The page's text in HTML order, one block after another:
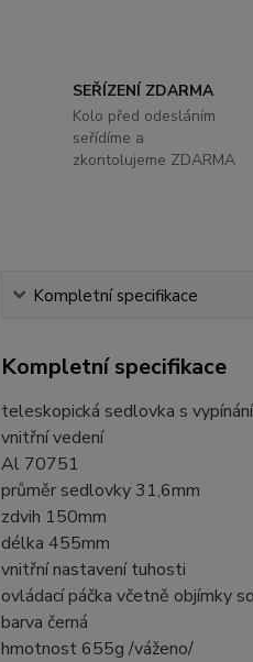
SEŘÍZENÍ ZDARMA
Kolo před odesláním
seřídíme a
zkontolujeme ZDARMA
Kompletní specifikace
Kompletní specifikace
teleskopická sedlovka s
vnitřní vedení
Al 70751
průměr sedlovky 31,6mm
zdvih 150mm
délka 455mm
vnitřní nastavení tuhosti
ovládací páčka včetně objímky
barva černá
hmotnost 655g /váženo/